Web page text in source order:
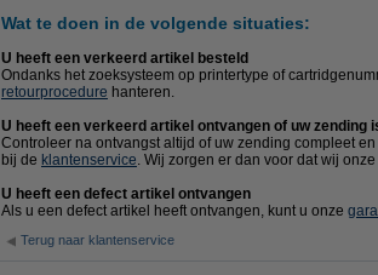
Wat te doen in de volgende situaties:
U heeft een verkeerd artikel besteld
Ondanks het zoeksysteem op printertype of
retourprocedure hanteren.
U heeft een verkeerd artikel ontvangen of uw zending
Controleer na ontvangst altijd of uw zending compleet
bij de klantenservice. Wij zorgen er dan voor dat wij
U heeft een defect artikel ontvangen
Als u een defect artikel heeft ontvangen, kunt u onze
Terug naar klantenservice